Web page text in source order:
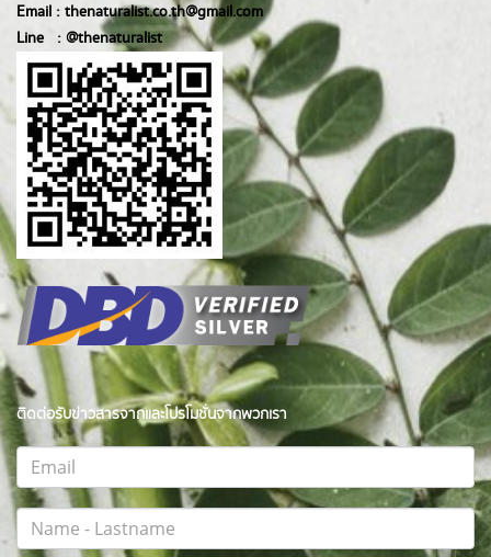
Email : thenaturalist.co.th@gmail.com
Line : @thenaturalist
ติดต่อรับข่าวสารจากและโปรโมชั่นจากพวกเรา